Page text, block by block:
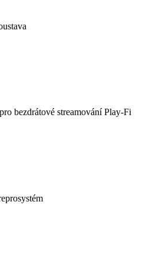
bezdrátové streamování Play-Fi